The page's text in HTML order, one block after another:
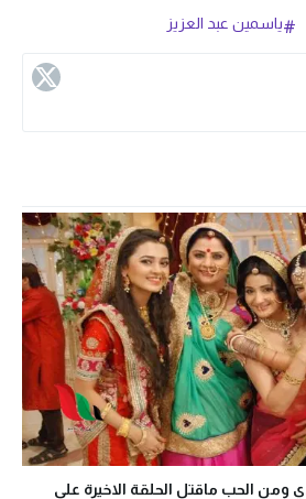
ياسمين عبد العزيز
الحب ماقتل الحلقة الاخيرة على